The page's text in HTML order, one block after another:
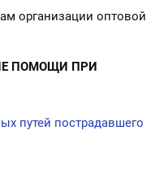
организации оптовой
ПОМОЩИ ПРИ
путей пострадавшего